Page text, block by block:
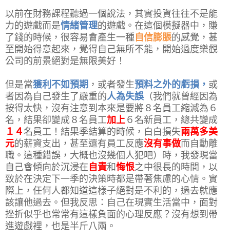
以前在財務課程聽過一個說法，其實投資往往不是能
力的遊戲而是情緒管理的遊戲。在這個模擬器中，賺
了錢的時候，很容易會產生一種 自信膨脹的感覺，甚
至開始得意起來，覺得自己無所不能，開始過度樂觀
公司的前景絕對是無限美好！
但是當獲利不如預期 ，或者發生預料之外的虧損， 或
者因為自己發生了嚴重的人為失誤 （我們就曾經因為
按得太快，沒有注意到本來是要將８名員工縮減為６
名，結果卻變成８名員工加上 ６名新員工，總共變成
１４ 名員工！結果季結算的時候，白白損失兩萬多美
元的薪資支出，甚至還有員工反應沒有事做而自動離
職。這種錯誤，大概也沒幾個人犯吧）時，我發現當
自己會傾向於沉浸在 自責和悔恨之中很長的時間，以
致於在決定下一季的決策時都是帶著焦慮的心情。實
際上，任何人都知道這樣子絕對是不利的，過去就應
該讓他過去。但我反思：自己在現實生活當中，面對
挫折似乎也常常有這樣負面的心理反應？沒有想到帶
進遊戲裡，也是半斤八兩。